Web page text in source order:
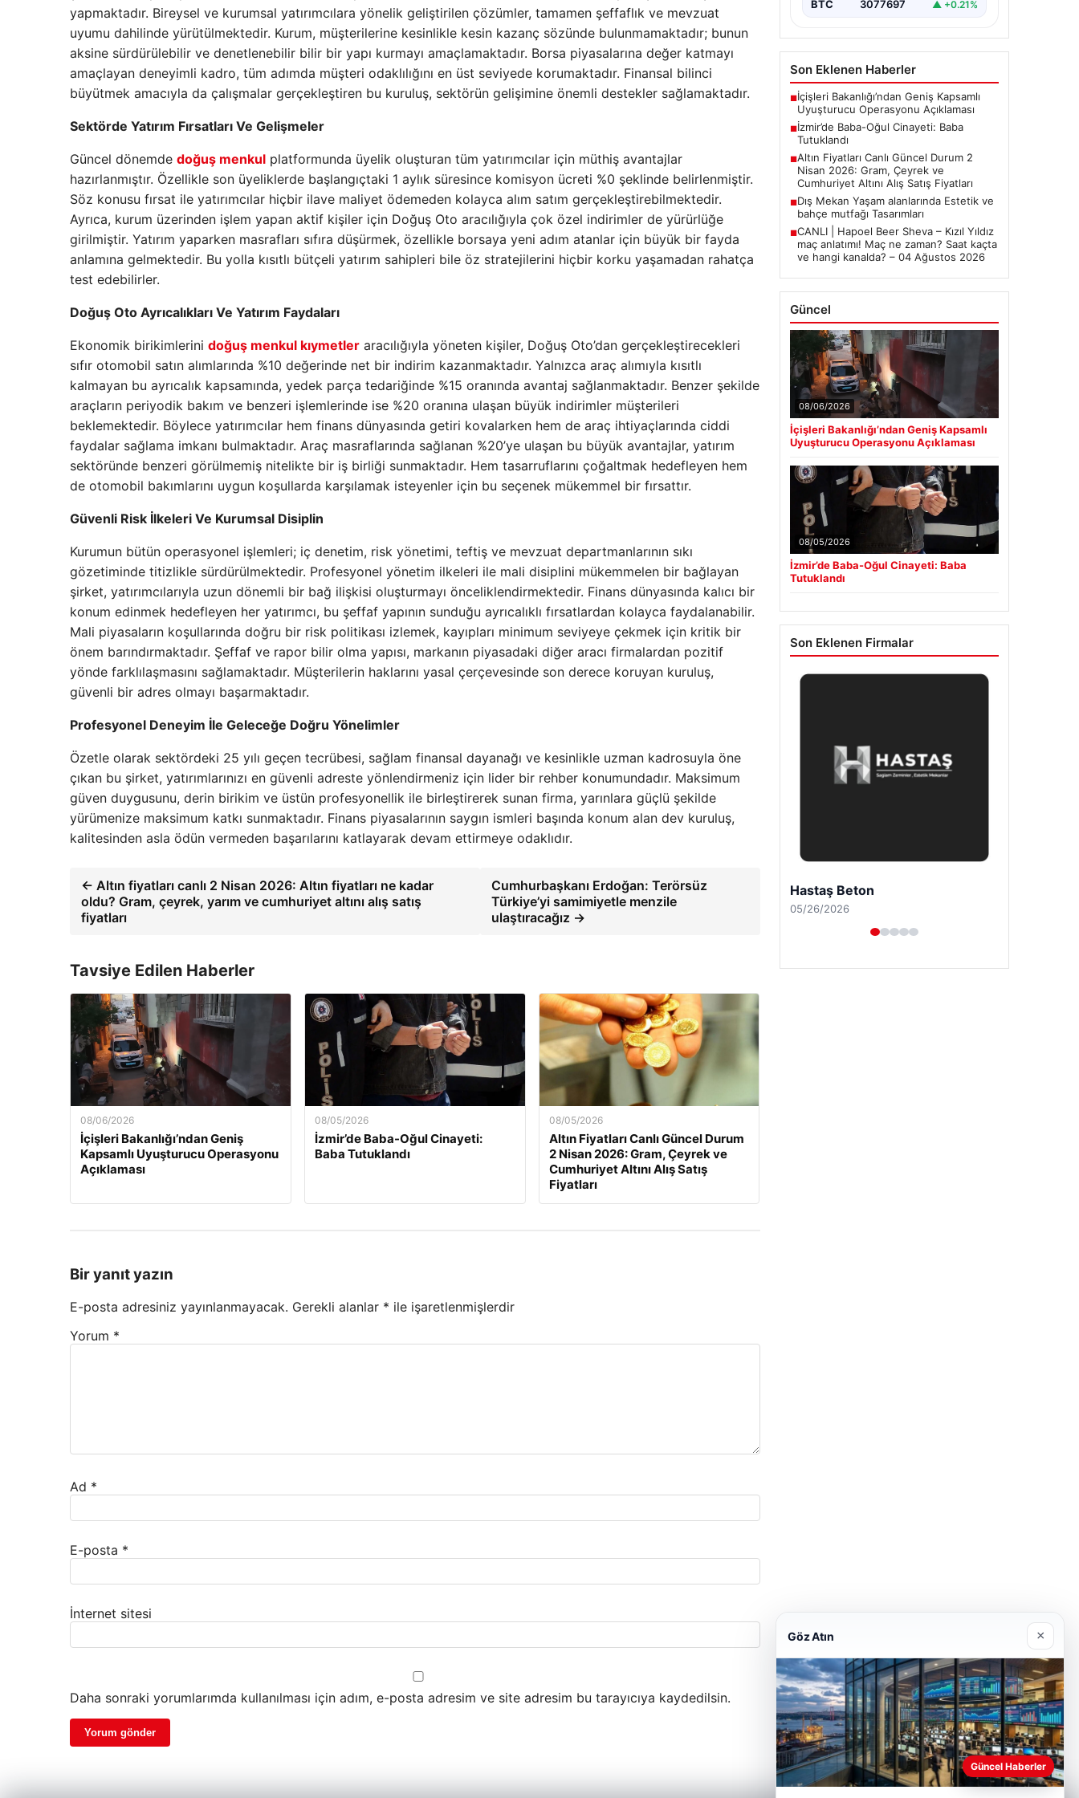
yapmaktadır. Bireysel ve kurumsal yatırımcılara yönelik geliştirilen çözümler, tamamen şeffaflık ve mevzuat
uyumu dahilinde yürütülmektedir. Kurum, müşterilerine kesinlikle kesin kazanç sözünde bulunmamaktadır; bunun
aksine sürdürülebilir ve denetlenebilir bilir bir yapı kurmayı amaçlamaktadır. Borsa piyasalarına değer katmayı
amaçlayan deneyimli kadro, tüm adımda müşteri odaklılığını en üst seviyede korumaktadır. Finansal bilinci
büyütmek amacıyla da çalışmalar gerçekleştiren bu kuruluş, sektörün gelişimine önemli destekler sağlamaktadır.
Sektörde Yatırım Fırsatları Ve Gelişmeler
Güncel dönemde doğuş menkul platformunda üyelik oluşturan tüm yatırımcılar için müthiş avantajlar
hazırlanmıştır. Özellikle son üyeliklerde başlangıçtaki 1 aylık süresince komisyon ücreti %0 şeklinde belirlenmiştir.
Söz konusu fırsat ile yatırımcılar hiçbir ilave maliyet ödemeden kolayca alım satım gerçekleştirebilmektedir.
Ayrıca, kurum üzerinden işlem yapan aktif kişiler için Doğuş Oto aracılığıyla çok özel indirimler de yürürlüğe
girilmiştir. Yatırım yaparken masrafları sıfıra düşürmek, özellikle borsaya yeni adım atanlar için büyük bir fayda
anlamına gelmektedir. Bu yolla kısıtlı bütçeli yatırım sahipleri bile öz stratejilerini hiçbir korku yaşamadan rahatça
test edebilirler.
Doğuş Oto Ayrıcalıkları Ve Yatırım Faydaları
Ekonomik birikimlerini doğuş menkul kıymetler aracılığıyla yöneten kişiler, Doğuş Oto’dan gerçekleştirecekleri
sıfır otomobil satın alımlarında %10 değerinde net bir indirim kazanmaktadır. Yalnızca araç alımıyla kısıtlı
kalmayan bu ayrıcalık kapsamında, yedek parça tedariğinde %15 oranında avantaj sağlanmaktadır. Benzer şekilde
araçların periyodik bakım ve benzeri işlemlerinde ise %20 oranına ulaşan büyük indirimler müşterileri
beklemektedir. Böylece yatırımcılar hem finans dünyasında getiri kovalarken hem de araç ihtiyaçlarında ciddi
faydalar sağlama imkanı bulmaktadır. Araç masraflarında sağlanan %20’ye ulaşan bu büyük avantajlar, yatırım
sektöründe benzeri görülmemiş nitelikte bir iş birliği sunmaktadır. Hem tasarruflarını çoğaltmak hedefleyen hem
de otomobil bakımlarını uygun koşullarda karşılamak isteyenler için bu seçenek mükemmel bir fırsattır.
Güvenli Risk İlkeleri Ve Kurumsal Disiplin
Kurumun bütün operasyonel işlemleri; iç denetim, risk yönetimi, teftiş ve mevzuat departmanlarının sıkı
gözetiminde titizlikle sürdürülmektedir. Profesyonel yönetim ilkeleri ile mali disiplini mükemmelen bir bağlayan
şirket, yatırımcılarıyla uzun dönemli bir bağ ilişkisi oluşturmayı önceliklendirmektedir. Finans dünyasında kalıcı bir
konum edinmek hedefleyen her yatırımcı, bu şeffaf yapının sunduğu ayrıcalıklı fırsatlardan kolayca faydalanabilir.
Mali piyasaların koşullarında doğru bir risk politikası izlemek, kayıpları minimum seviyeye çekmek için kritik bir
önem barındırmaktadır. Şeffaf ve rapor bilir olma yapısı, markanın piyasadaki diğer aracı firmalardan pozitif
yönde farklılaşmasını sağlamaktadır. Müşterilerin haklarını yasal çerçevesinde son derece koruyan kuruluş,
güvenli bir adres olmayı başarmaktadır.
Profesyonel Deneyim İle Geleceğe Doğru Yönelimler
Özetle olarak sektördeki 25 yılı geçen tecrübesi, sağlam finansal dayanağı ve kesinlikle uzman kadrosuyla öne
çıkan bu şirket, yatırımlarınızı en güvenli adreste yönlendirmeniz için lider bir rehber konumundadır. Maksimum
güven duygusunu, derin birikim ve üstün profesyonellik ile birleştirerek sunan firma, yarınlara güçlü şekilde
yürümenize maksimum katkı sunmaktadır. Finans piyasalarının saygın ismleri başında konum alan dev kuruluş,
kalitesinden asla ödün vermeden başarılarını katlayarak devam ettirmeye odaklıdır.
← Altın fiyatları canlı 2 Nisan 2026: Altın fiyatları ne kadar
oldu? Gram, çeyrek, yarım ve cumhuriyet altını alış satış
fiyatları
Cumhurbaşkanı Erdoğan: Terörsüz
Türkiye’yi samimiyetle menzile
ulaştıracağız →
Tavsiye Edilen Haberler
08/06/2026
İçişleri Bakanlığı’ndan Geniş
Kapsamlı Uyuşturucu Operasyonu
Açıklaması
08/05/2026
İzmir’de Baba-Oğul Cinayeti:
Baba Tutuklandı
08/05/2026
Altın Fiyatları Canlı Güncel Durum
2 Nisan 2026: Gram, Çeyrek ve
Cumhuriyet Altını Alış Satış
Fiyatları
Bir yanıt yazın
E-posta adresiniz yayınlanmayacak. Gerekli alanlar * ile işaretlenmişlerdir
Yorum *
Ad *
E-posta *
İnternet sitesi
Daha sonraki yorumlarımda kullanılması için adım, e-posta adresim ve site adresim bu tarayıcıya kaydedilsin.
BTC 3077697 ▲ +0.21%
Son Eklenen Haberler
■İçişleri Bakanlığı’ndan Geniş Kapsamlı
Uyuşturucu Operasyonu Açıklaması
■İzmir’de Baba-Oğul Cinayeti: Baba
Tutuklandı
■Altın Fiyatları Canlı Güncel Durum 2
Nisan 2026: Gram, Çeyrek ve
Cumhuriyet Altını Alış Satış Fiyatları
■Dış Mekan Yaşam alanlarında Estetik ve
bahçe mutfağı Tasarımları
■CANLI | Hapoel Beer Sheva – Kızıl Yıldız
maç anlatımı! Maç ne zaman? Saat kaçta
ve hangi kanalda? – 04 Ağustos 2026
Güncel
08/06/2026
İçişleri Bakanlığı’ndan Geniş Kapsamlı
Uyuşturucu Operasyonu Açıklaması
08/05/2026
İzmir’de Baba-Oğul Cinayeti: Baba
Tutuklandı
Son Eklenen Firmalar
Enes Kaplan Avukatlık Bürosu
04/28/2026
Göz Atın ×
Güncel Haberler